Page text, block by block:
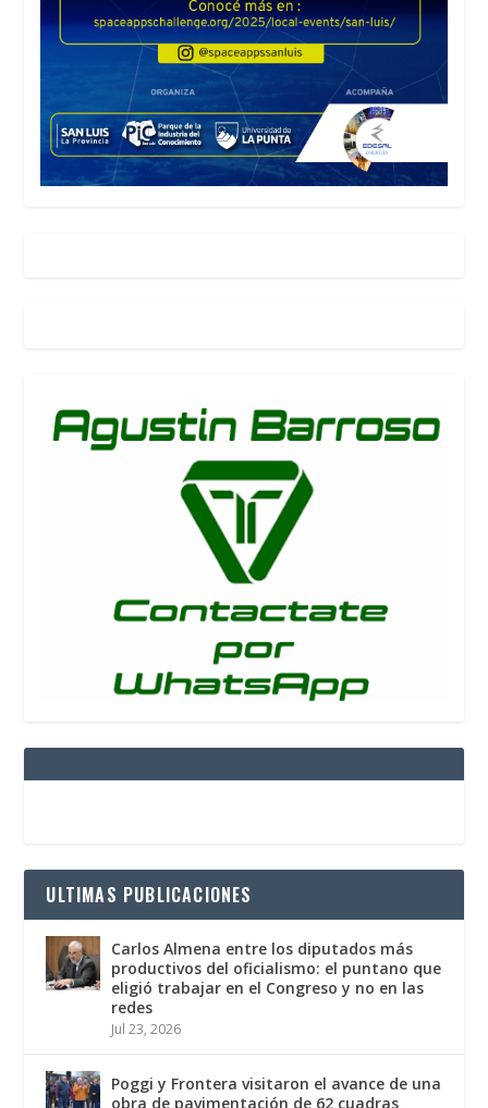
ULTIMAS PUBLICACIONES
Carlos Almena entre los diputados más
productivos del oficialismo: el puntano que
eligió trabajar en el Congreso y no en las
redes
Jul 23, 2026
Poggi y Frontera visitaron el avance de una
obra de pavimentación de 62 cuadras